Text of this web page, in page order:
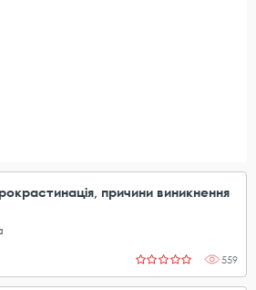
причини виникнення
559